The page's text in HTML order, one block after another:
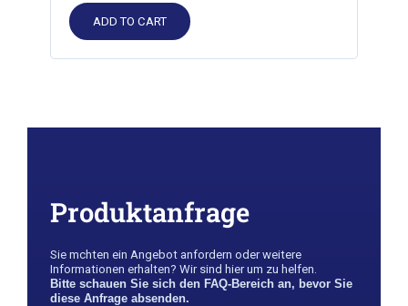
ADD TO CART
Produktanfrage
Sie m￶chten ein Angebot anfordern oder weitere
Informationen erhalten? Wir sind hier um zu helfen.
Bitte schauen Sie sich den FAQ-Bereich an, bevor Sie
diese Anfrage absenden.